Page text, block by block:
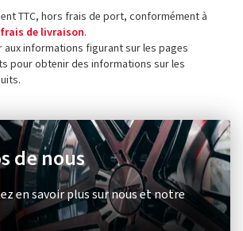
TTC, hors frais de port, conformément à
de livraison.
aux informations figurant sur les pages
pour obtenir des informations sur les
de nous
en savoir plus sur nous et notre